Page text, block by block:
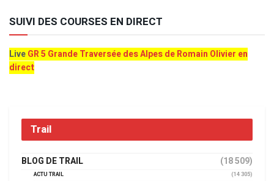
SUIVI DES COURSES EN DIRECT
LiveGR 5 Grande Traversée des Alpes de Romain Olivier en
direct
Trail
BLOG DE TRAIL (18 509)
ACTU TRAIL
(14 305)